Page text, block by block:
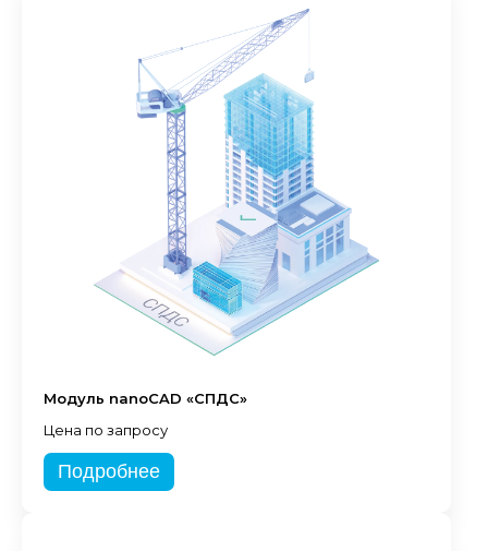
Модуль nanoCAD «СПДС»
Цена по запросу
Подробнее